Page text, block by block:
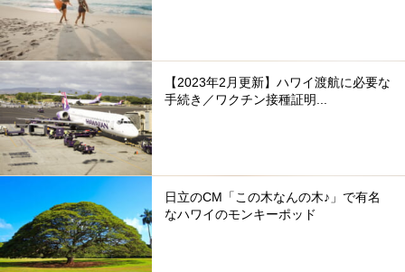
【2023年2月更新】ハワイ渡航に必要な
手続き／ワクチン接種証明...
日立のCM「この木なんの木♪」で有名
なハワイのモンキーポッド